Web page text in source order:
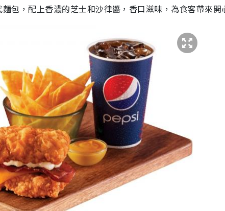
包，配上香濃的芝士和沙律醬，香口滋味，為食客帶來開